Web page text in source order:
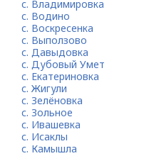
с. Владимировка
с. Водино
с. Воскресенка
с. Выползово
с. Давыдовка
с. Дубовый Умет
с. Екатериновка
с. Жигули
с. Зелёновка
с. Зольное
с. Ивашевка
с. Исаклы
с. Камышла